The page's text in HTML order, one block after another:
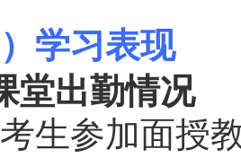
）学习表现
堂出勤情况
生参加面授